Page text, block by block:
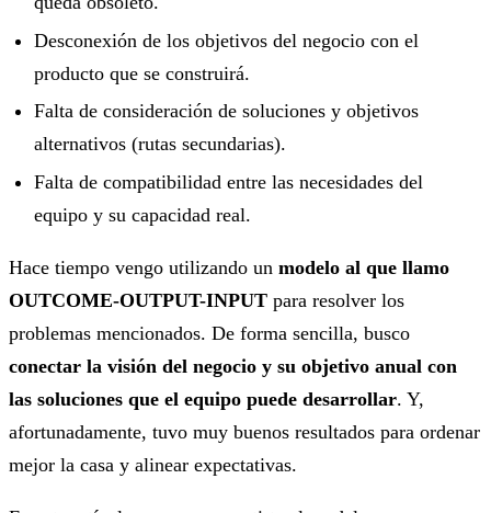
Desconexión de los objetivos del negocio con el
producto que se construirá.
Falta de consideración de soluciones y objetivos
alternativos (rutas secundarias).
Falta de compatibilidad entre las necesidades del
equipo y su capacidad real.
Hace tiempo vengo utilizando un modelo al que llamo
OUTCOME-OUTPUT-INPUT para resolver los
problemas mencionados. De forma sencilla, busco
conectar la visión del negocio y su objetivo anual con
las soluciones que el equipo puede desarrollar. Y,
afortunadamente, tuvo muy buenos resultados para ordenar
mejor la casa y alinear expectativas.